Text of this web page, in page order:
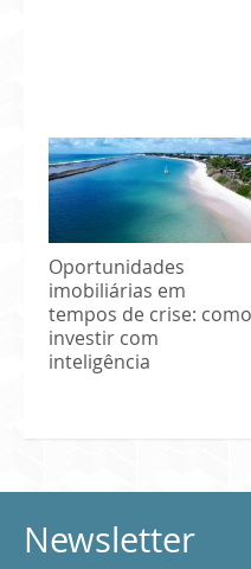
Oportunidades
imobiliárias em
tempos de crise: como
investir com
inteligência
Newsletter